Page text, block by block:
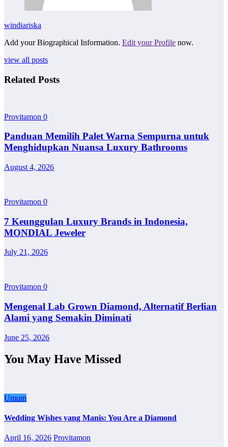
windiariska
Add your Biographical Information. Edit your Profile now.
view all posts
Related Posts
Provitamon 0
Panduan Memilih Palet Warna Sempurna untuk
Menghidupkan Nuansa Luxury Bathrooms
August 4, 2026
Provitamon 0
7 Keunggulan Luxury Brands in Indonesia,
MONDIAL Jeweler
July 21, 2026
Provitamon 0
Mengenal Lab Grown Diamond, Alternatif Berlian
Alami yang Semakin Diminati
June 25, 2026
You May Have Missed
Umum
Wedding Wishes yang Manis: You Are a Diamond
April 16, 2026 Provitamon